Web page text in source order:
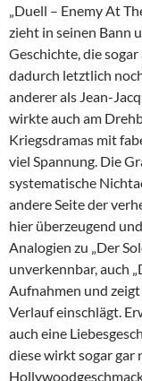
„Duell – Enemy At
zieht in seinen Bann
Geschichte, die
dadurch letztlich
anderer als Jean-
wirkte auch am
Kriegsdramas mit
viel Spannung. Die
systematische
andere Seite der
hier überzeugend
Analogien zu „Der
unverkennbar, auch
Aufnahmen und
Verlauf einschlägt.
auch eine
diese wirkt sogar gar